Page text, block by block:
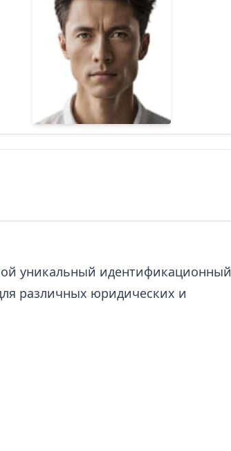
уникальный идентификационный
различных юридических и